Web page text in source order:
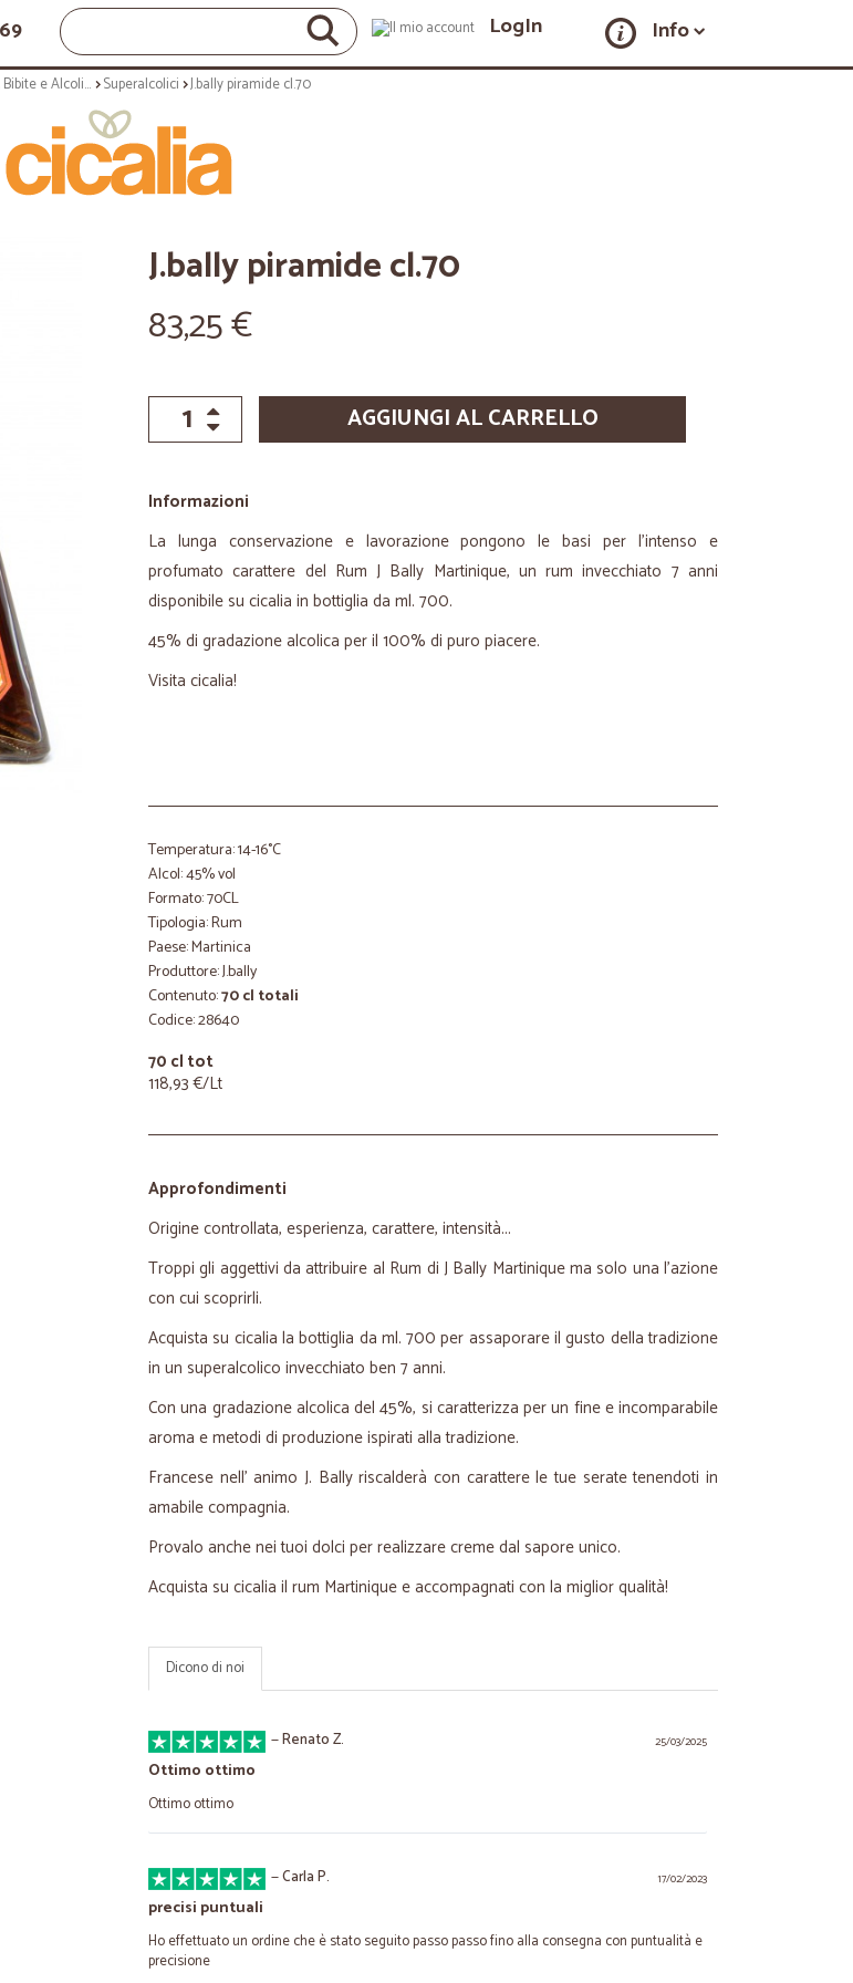
LogIn Info
Acqua, Bibite e Alcolici Superalcolici J.bally piramide cl.70
J.bally piramide cl.70
83,25 €
AGGIUNGI AL CARRELLO
Informazioni
La lunga conservazione e lavorazione pongono le basi per l'intenso e
profumato carattere del Rum J Bally Martinique, un rum invecchiato 7 anni
disponibile su cicalia in bottiglia da ml. 700.
45% di gradazione alcolica per il 100% di puro piacere.
Visita cicalia!
Temperatura: 14-16°C
Alcol: 45% vol
Formato: 70CL
Tipologia: Rum
Paese: Martinica
Produttore: J.bally
Contenuto:70 cl totali
Codice: 28640
70 cl tot
118,93 €/Lt
Approfondimenti
Origine controllata, esperienza, carattere, intensità...
Troppi gli aggettivi da attribuire al Rum di J Bally Martinique ma solo una l'azione
con cui scoprirli.
Acquista su cicalia la bottiglia da ml. 700 per assaporare il gusto della tradizione
in un superalcolico invecchiato ben 7 anni.
Con una gradazione alcolica del 45%, si caratterizza per un fine e incomparabile
aroma e metodi di produzione ispirati alla tradizione.
Francese nell' animo J. Bally riscalderà con carattere le tue serate tenendoti in
amabile compagnia.
Provalo anche nei tuoi dolci per realizzare creme dal sapore unico.
Acquista su cicalia il rum Martinique e accompagnati con la miglior qualità!
Dicono di noi
25/03/2025
—Renato Z.
Ottimo ottimo
Ottimo ottimo
17/02/2023
—Carla P.
precisi puntuali
Ho effettuato un ordine che è stato seguito passo passo fino alla consegna con puntualità e
precisione